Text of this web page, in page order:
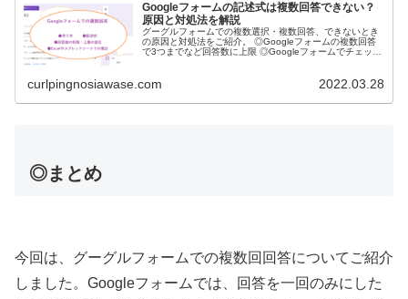
Googleフォームの記述式は複数回答できない？
原因と対処法を解説
グーグルフォームでの複数選択・複数回答、できないとき
の原因と対処法をご紹介。 ◎Googleフォームの複数回答
で3つまでなど回答数に上限 ◎Googleフォームでチェック
curlpingnosiawase.com 2022.03.28
◎まとめ
今回は、グーグルフォームでの複数回回答についてご紹介
しました。Googleフォームでは、回答を一回のみにした